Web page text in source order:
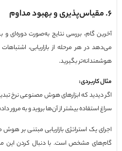
و بهبود مداوم
در هر مرحله از بازاریابی، اشتباهات را
بگیرید.
کاربردی:
استفاده بیشتر از آن‌ها بروید و به مرور داده‌ها و
یک استراتژی بازاریابی مبتنی بر هوش مصنوعی
مشخص است. با دنبال کردن این مراحل،